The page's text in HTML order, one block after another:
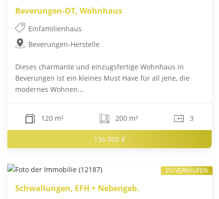
Beverungen-OT, Wohnhaus
Einfamilienhaus
Beverungen-Herstelle
Dieses charmante und einzugsfertige Wohnhaus in
Beverungen ist ein kleines Must Have für all jene, die
modernes Wohnen...
120 m² 200 m² 3
136.000 €
Schwallungen, EFH + Nebengeb.
ZU VERKAUFEN